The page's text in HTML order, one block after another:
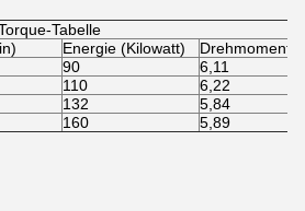
Tabelle
Energie (Kilowatt)
Drehmoment-
90
6,11
110
6,22
132
5,84
160 5,89